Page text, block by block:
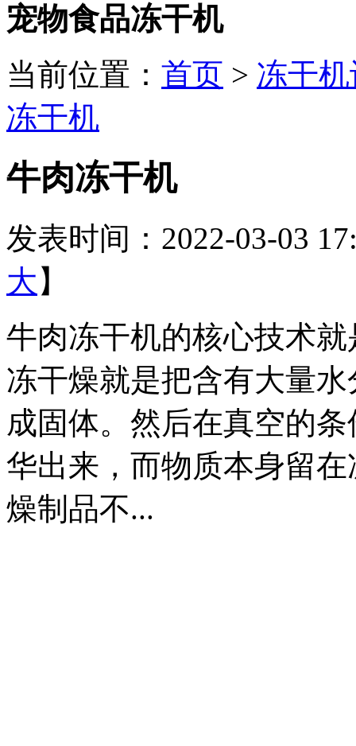
宠物食品冻干机
当前位置： 首页 > 冻干
冻干机
牛肉冻干机
发表时间：2022-03-03
大 】
牛肉冻干机的核心技术
冻干燥就是把含有大量
成固体。然后在真空的
华出来，而物质本身留
燥制品不...